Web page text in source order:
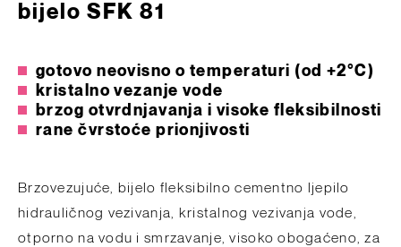
bijelo SFK 81
gotovo neovisno o temperaturi (od +2°C)
kristalno vezanje vode
brzog otvrdnjavanja i visoke fleksibilnosti
rane čvrstoće prionjivosti
Brzovezujuće, bijelo fleksibilno cementno ljepilo
hidrauličnog vezivanja, kristalnog vezivanja vode,
otporno na vodu i smrzavanje, visoko obogaćeno, za